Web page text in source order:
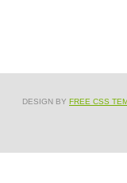
DESIGN BY FREE CSS